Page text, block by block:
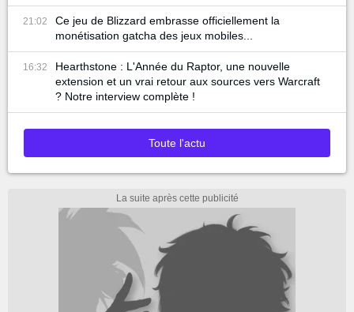
21:02
Ce jeu de Blizzard embrasse officiellement la
monétisation gatcha des jeux mobiles...
16:32
Hearthstone : L'Année du Raptor, une nouvelle
extension et un vrai retour aux sources vers Warcraft
? Notre interview complète !
Toute l'actu